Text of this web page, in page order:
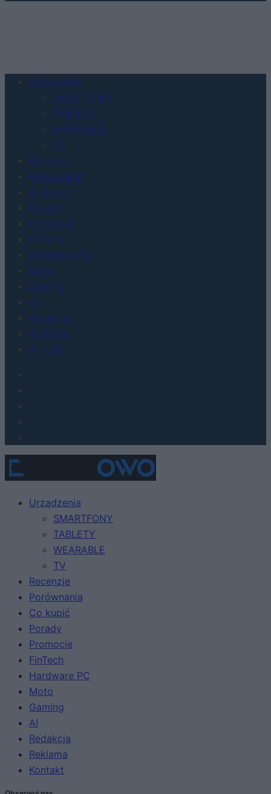
Urządzenia
SMARTFONY
TABLETY
WEARABLE
TV
Recenzje
Porównania
Co kupić
Porady
Promocje
FinTech
Hardware PC
Moto
Gaming
AI
Redakcja
Reklama
Kontakt
Urządzenia
SMARTFONY
TABLETY
WEARABLE
TV
Recenzje
Porównania
Co kupić
Porady
Promocje
FinTech
Hardware PC
Moto
Gaming
AI
Redakcja
Reklama
Kontakt